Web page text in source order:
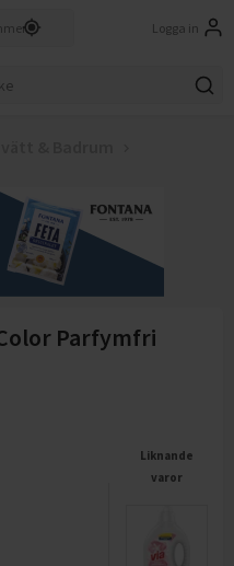
Logga in
Parfymfri
Liknande
varor